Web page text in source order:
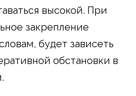
высокой. При
закрепление
будет зависеть
обстановки в